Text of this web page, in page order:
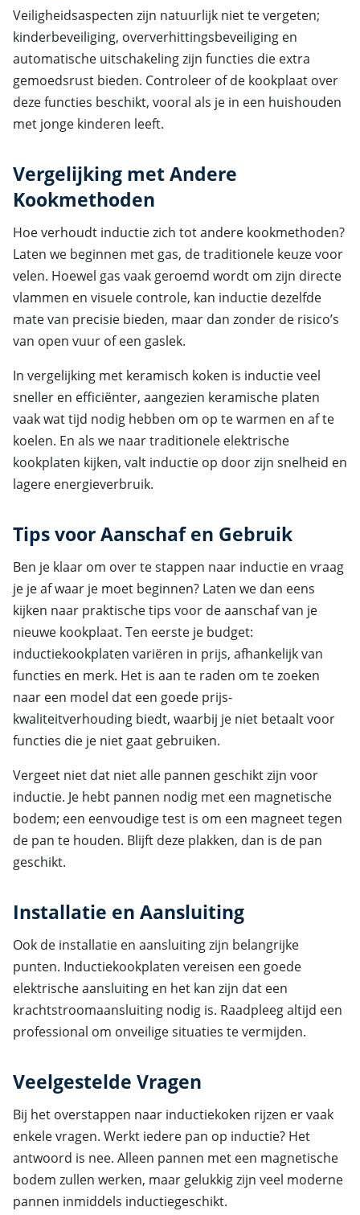
Veiligheidsaspecten zijn natuurlijk niet te vergeten;
kinderbeveiliging, oververhittingsbeveiliging en
automatische uitschakeling zijn functies die extra
gemoedsrust bieden. Controleer of de kookplaat over
deze functies beschikt, vooral als je in een huishouden
met jonge kinderen leeft.
Vergelijking met Andere
Kookmethoden
Hoe verhoudt inductie zich tot andere kookmethoden?
Laten we beginnen met gas, de traditionele keuze voor
velen. Hoewel gas vaak geroemd wordt om zijn directe
vlammen en visuele controle, kan inductie dezelfde
mate van precisie bieden, maar dan zonder de risico’s
van open vuur of een gaslek.
In vergelijking met keramisch koken is inductie veel
sneller en efficiënter, aangezien keramische platen
vaak wat tijd nodig hebben om op te warmen en af te
koelen. En als we naar traditionele elektrische
kookplaten kijken, valt inductie op door zijn snelheid en
lagere energieverbruik.
Tips voor Aanschaf en Gebruik
Ben je klaar om over te stappen naar inductie en vraag
je je af waar je moet beginnen? Laten we dan eens
kijken naar praktische tips voor de aanschaf van je
nieuwe kookplaat. Ten eerste je budget:
inductiekookplaten variëren in prijs, afhankelijk van
functies en merk. Het is aan te raden om te zoeken
naar een model dat een goede prijs-
kwaliteitverhouding biedt, waarbij je niet betaalt voor
functies die je niet gaat gebruiken.
Vergeet niet dat niet alle pannen geschikt zijn voor
inductie. Je hebt pannen nodig met een magnetische
bodem; een eenvoudige test is om een magneet tegen
de pan te houden. Blijft deze plakken, dan is de pan
geschikt.
Installatie en Aansluiting
Ook de installatie en aansluiting zijn belangrijke
punten. Inductiekookplaten vereisen een goede
elektrische aansluiting en het kan zijn dat een
krachtstroomaansluiting nodig is. Raadpleeg altijd een
professional om onveilige situaties te vermijden.
Veelgestelde Vragen
Bij het overstappen naar inductiekoken rijzen er vaak
enkele vragen. Werkt iedere pan op inductie? Het
antwoord is nee. Alleen pannen met een magnetische
bodem zullen werken, maar gelukkig zijn veel moderne
pannen inmiddels inductiegeschikt.